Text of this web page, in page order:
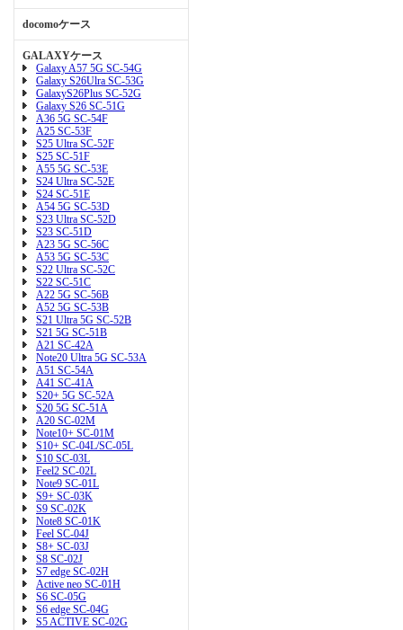
docomoケース
GALAXYケース
Galaxy A57 5G SC-54G
Galaxy S26Ulra SC-53G
GalaxyS26Plus SC-52G
Galaxy S26 SC-51G
A36 5G SC-54F
A25 SC-53F
S25 Ultra SC-52F
S25 SC-51F
A55 5G SC-53E
S24 Ultra SC-52E
S24 SC-51E
A54 5G SC-53D
S23 Ultra SC-52D
S23 SC-51D
A23 5G SC-56C
A53 5G SC-53C
S22 Ultra SC-52C
S22 SC-51C
A22 5G SC-56B
A52 5G SC-53B
S21 Ultra 5G SC-52B
S21 5G SC-51B
A21 SC-42A
Note20 Ultra 5G SC-53A
A51 SC-54A
A41 SC-41A
S20+ 5G SC-52A
S20 5G SC-51A
A20 SC-02M
Note10+ SC-01M
S10+ SC-04L/SC-05L
S10 SC-03L
Feel2 SC-02L
Note9 SC-01L
S9+ SC-03K
S9 SC-02K
Note8 SC-01K
Feel SC-04J
S8+ SC-03J
S8 SC-02J
S7 edge SC-02H
Active neo SC-01H
S6 SC-05G
S6 edge SC-04G
S5 ACTIVE SC-02G